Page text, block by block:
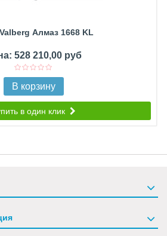
Алмаз 1668 KL
528 210,00 руб
В корзину
в один клик